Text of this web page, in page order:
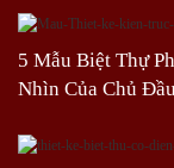
5 Mẫu Biệt Thự
Nhìn Của Chủ